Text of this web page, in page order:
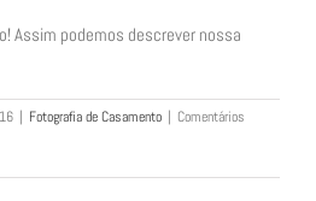
Assim podemos descrever nossa
| Fotografia de Casamento | Comentários